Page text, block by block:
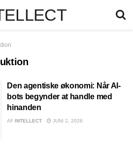
Den agentiske økonomi: Når AI-
bots begynder at handle med
hinanden
AF INTELLECT JUNI 2, 2026